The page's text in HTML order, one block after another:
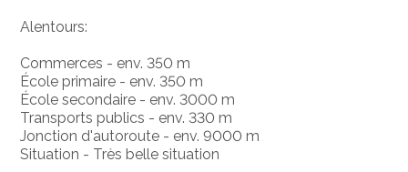
Alentours:
Commerces - env. 350 m
École primaire - env. 350 m
École secondaire - env. 3000 m
Transports publics - env. 330 m
Jonction d'autoroute - env. 9000 m
Situation - Très belle situation